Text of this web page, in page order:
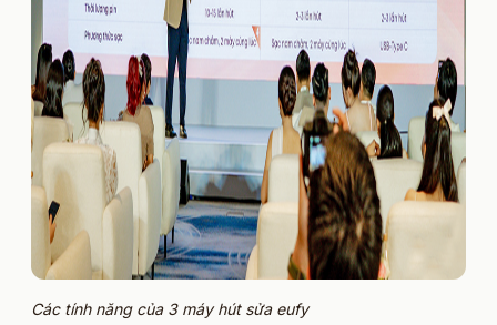
Các tính năng của 3 máy hút sửa eufy